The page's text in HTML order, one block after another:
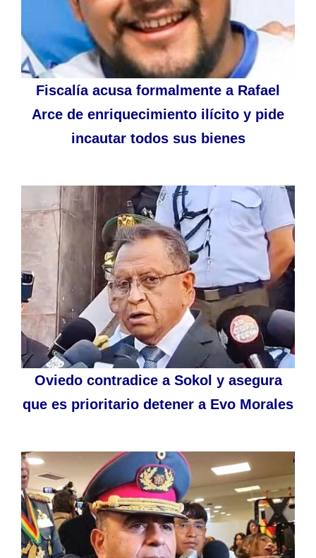
Fiscalía acusa formalmente a Rafael
Arce de enriquecimiento ilícito y pide
incautar todos sus bienes
Oviedo contradice a Sokol y asegura
que es prioritario detener a Evo Morales